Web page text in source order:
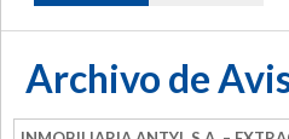
Archivo de